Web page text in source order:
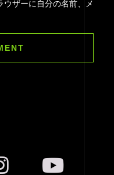
ザーに自分の名前、メ